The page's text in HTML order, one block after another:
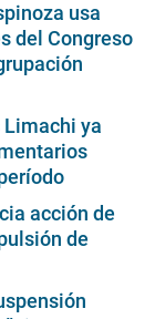
usa
del Congreso
Limachi ya
acción de
de